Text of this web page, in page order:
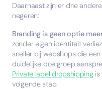
Daarnaast zijn er drie
negeren:
Branding is geen optie
zonder eigen identiteit
sneller bij webshops die
duidelijke doelgroep
Private label dropshippingis
volgende stap.